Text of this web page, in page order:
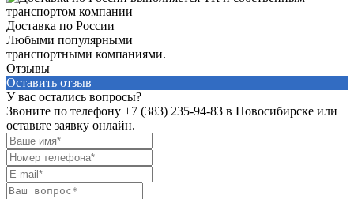
Доставка по России
Любыми популярными
транспортными компаниями.
Отзывы
Оставить отзыв
У вас остались вопросы?
Звоните по телефону +7 (383) 235-94-83 в Новосибирске или
оставьте заявку онлайн.